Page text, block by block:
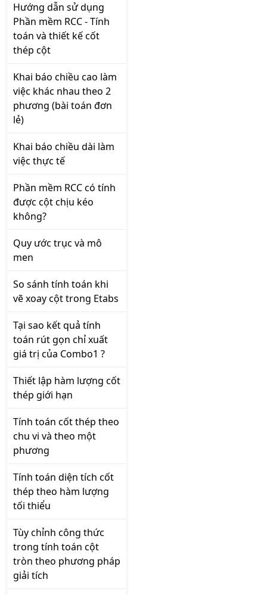
Hướng dẫn sử dụng
Phần mềm RCC - Tính
toán và thiết kế cốt
thép cột
Khai báo chiều cao làm
việc khác nhau theo 2
phương (bài toán đơn
lẻ)
Khai báo chiều dài làm
việc thực tế
Phần mềm RCC có tính
được cột chịu kéo
không?
Quy ước trục và mô
men
So sánh tính toán khi
vẽ xoay cột trong Etabs
Tại sao kết quả tính
toán rút gọn chỉ xuất
giá trị của Combo1 ?
Thiết lập hàm lượng cốt
thép giới hạn
Tính toán cốt thép theo
chu vi và theo một
phương
Tính toán diện tích cốt
thép theo hàm lượng
tối thiểu
Tùy chỉnh công thức
trong tính toán cột
tròn theo phương pháp
giải tích